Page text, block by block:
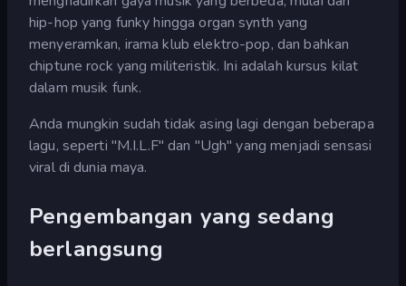
hip-hop yang funky hingga organ synth yang
menyeramkan, irama klub elektro-pop, dan bahkan
chiptune rock yang militeristik. Ini adalah kursus kilat
dalam musik funk.
Anda mungkin sudah tidak asing lagi dengan beberapa
lagu, seperti "M.I.L.F" dan "Ugh" yang menjadi sensasi
viral di dunia maya.
Pengembangan yang sedang
berlangsung